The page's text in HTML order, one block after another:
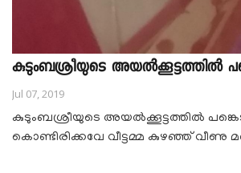
കുടുംബശ്രീയുടെ അയൽക്കൂട്ടത്തിൽ
Jul 07, 2019
കുടുംബശ്രീയുടെ അയൽക്കൂട്ടത്തിൽ
കൊണ്ടിരിക്കവേ വീട്ടമ്മ കുഴഞ്ഞ് വീണു